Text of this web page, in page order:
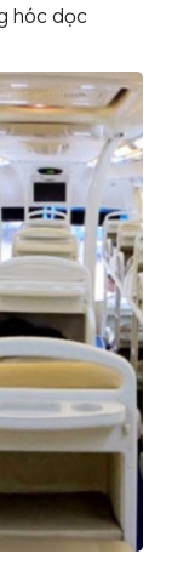
hóc dọc